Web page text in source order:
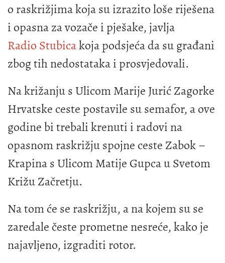
o raskrižjima koja su izrazito loše riješena
i opasna za vozače i pješake, javlja
Radio Stubicakoja podsjeća da su građani
zbog tih nedostataka i prosvjedovali.
Na križanju s Ulicom Marije Jurić Zagorke
Hrvatske ceste postavile su semafor, a ove
godine bi trebali krenuti i radovi na
opasnom raskrižju spojne ceste Zabok –
Krapina s Ulicom Matije Gupca u Svetom
Križu Začretju.
Na tom će se raskrižju, a na kojem su se
zaredale česte prometne nesreće, kako je
najavljeno, izgraditi rotor.